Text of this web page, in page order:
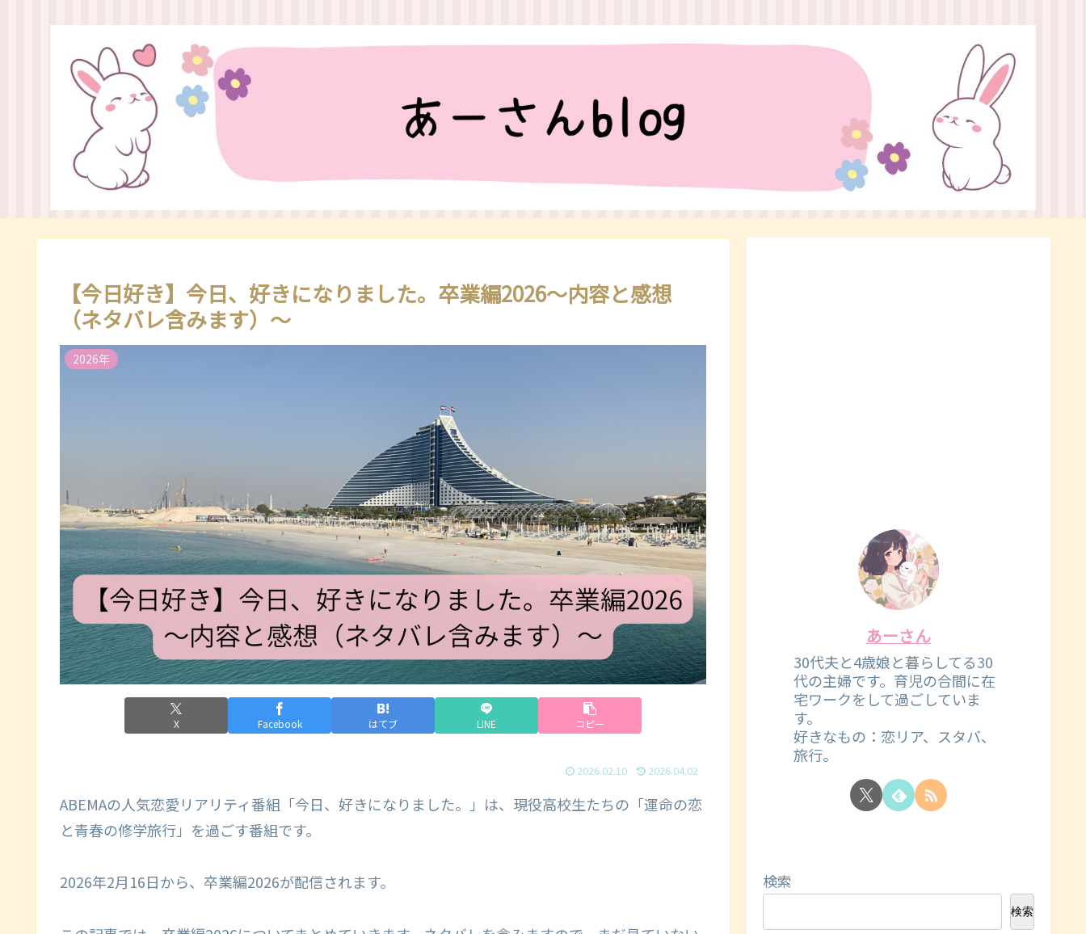
【今日好き】今日、好きになりました。卒業編2026～内容と感想
（ネタバレ含みます）～
2026年
X Facebook はてブ LINE コピー
2026.02.10 2026.04.02
ABEMAの人気恋愛リアリティ番組「今日、好きになりました。」は、現役高校生たちの「運命の恋
と青春の修学旅行」を過ごす番組です。
2026年2月16日から、卒業編2026が配信されます。
あーさん
30代夫と4歳娘と暮らしてる30
代の主婦です。育児の合間に在
宅ワークをして過ごしていま
す。
好きなもの：恋リア、スタバ、
旅行。
検索
検索